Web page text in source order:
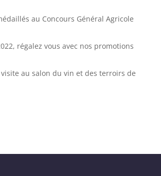
au Concours Général Agricole
régalez vous avec nos promotions
au salon du vin et des terroirs de